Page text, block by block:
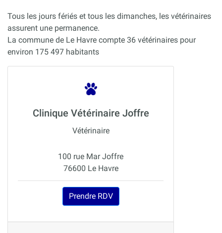
Tous les jours fériés et tous les dimanches, les vétérinaires
assurent une permanence.
La commune de Le Havre compte 36 vétérinaires pour
environ 175 497 habitants
Clinique Vétérinaire Joffre
Vétérinaire
100 rue Mar Joffre
76600 Le Havre
Prendre RDV